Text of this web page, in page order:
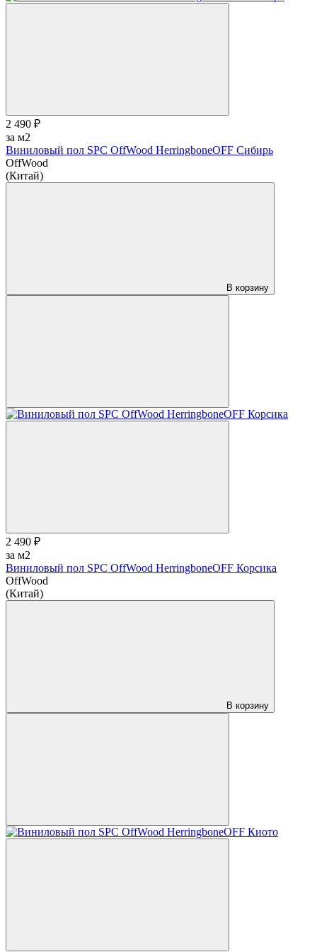
2 490 ₽
за м2
Виниловый пол SPC OffWood HerringboneOFF Сибирь
OffWood
(Китай)
В корзину
2 490 ₽
за м2
Виниловый пол SPC OffWood HerringboneOFF Корсика
OffWood
(Китай)
В корзину